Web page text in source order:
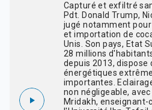
Capturé et exfiltré
Pdt. Donald Trump,
jugé notamment
et importation de
Unis. Son pays, Etat
28 millions
depuis 2013, dispose
énergétiques
importantes.
non négligeable,
Mridakh, enseignant-